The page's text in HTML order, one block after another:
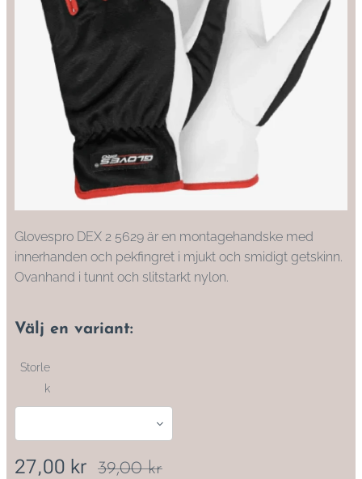
Glovespro DEX 2 5629 är en montagehandske med
innerhanden och pekfingret i mjukt och smidigt getskinn.
Ovanhand i tunnt och slitstarkt nylon.
Välj en variant:
Storle
k
27,00 kr 39,00kr